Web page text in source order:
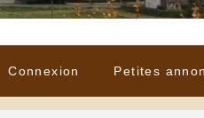
Connexion Petites